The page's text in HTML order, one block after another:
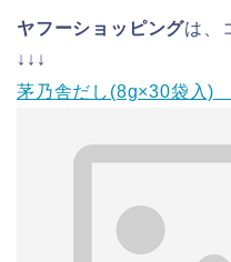
ヤフーショッピングは、
↓↓↓
茅乃舎だし(8g×30袋入)